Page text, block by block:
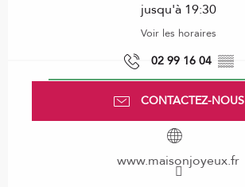
jusqu'à 19:30
Voir les horaires
02 99 16 04 ▒▒
CONTACTEZ-NOUS
www.maisonjoyeux.fr